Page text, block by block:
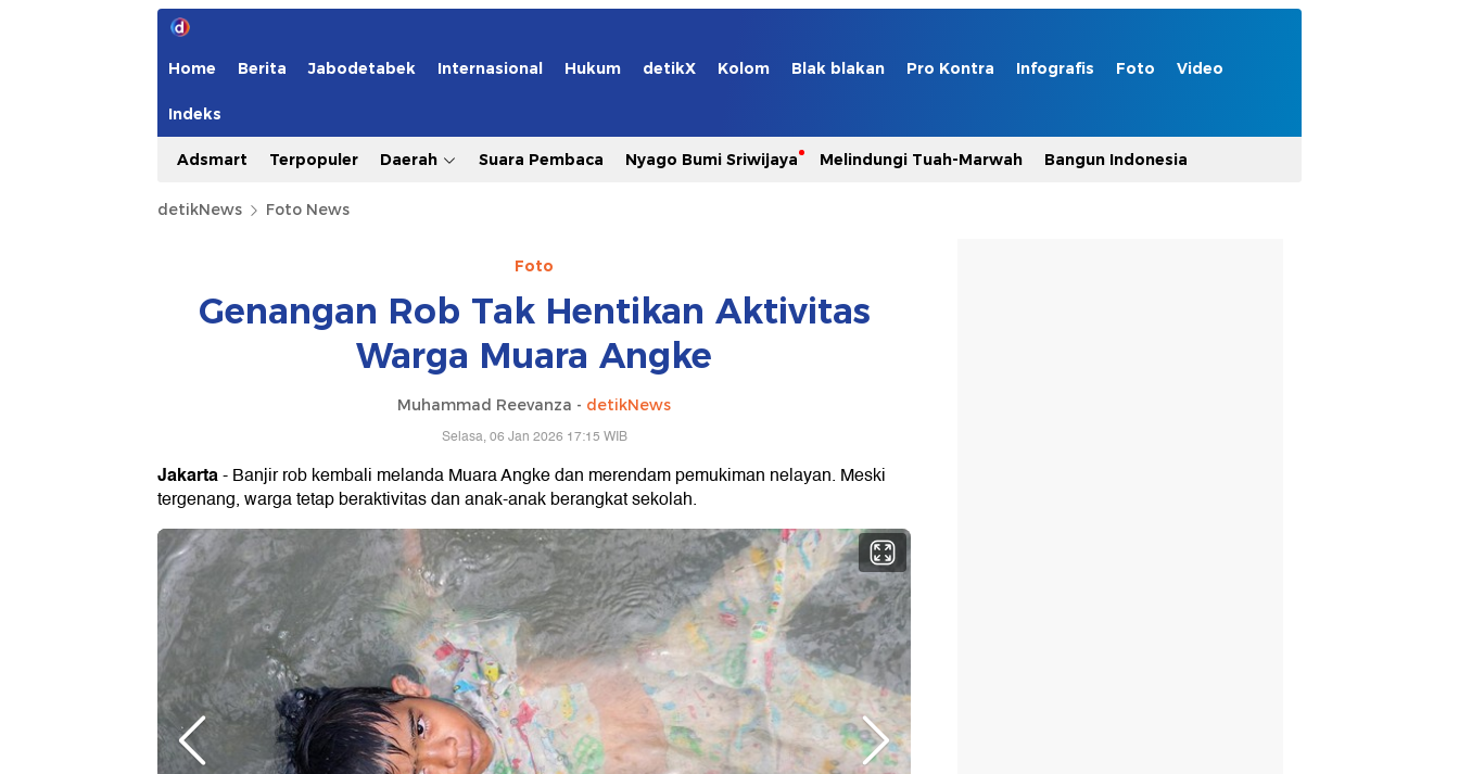
Home Berita Jabodetabek Internasional Hukum detikX Kolom Blak blakan Pro Kontra Infografis Foto Video
Indeks
Adsmart Terpopuler Daerah Suara Pembaca Nyago Bumi Sriwijaya Melindungi Tuah-Marwah Bangun Indonesia
detikNews Foto News
Foto
Genangan Rob Tak Hentikan Aktivitas
Warga Muara Angke
Muhammad Reevanza - detikNews
Selasa, 06 Jan 2026 17:15 WIB
Jakarta- Banjir rob kembali melanda Muara Angke dan merendam pemukiman nelayan. Meski
tergenang, warga tetap beraktivitas dan anak-anak berangkat sekolah.